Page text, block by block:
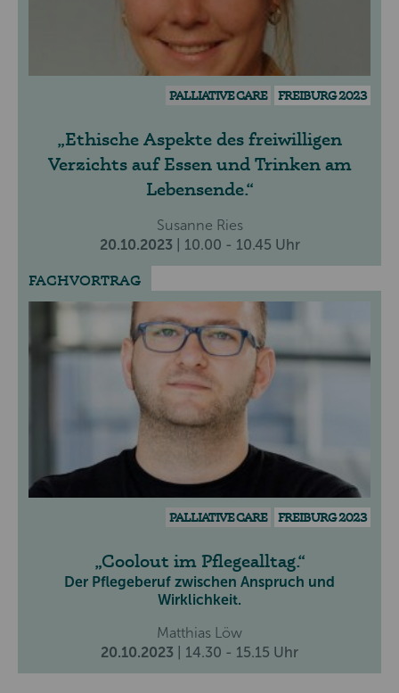
PALLIATIVE CARE FREIBURG 2023
Ethische Aspekte des freiwilligen
Verzichts auf Essen und Trinken am
Lebensende.
Susanne Ries
20.10.2023
| 10.00 - 10.45 Uhr
FACHVORTRAG
PALLIATIVE CARE FREIBURG 2023
Coolout im Pflegealltag.
Der Pflegeberuf zwischen Anspruch und
Wirklichkeit.
Matthias Löw
20.10.2023
| 14.30 - 15.15 Uhr